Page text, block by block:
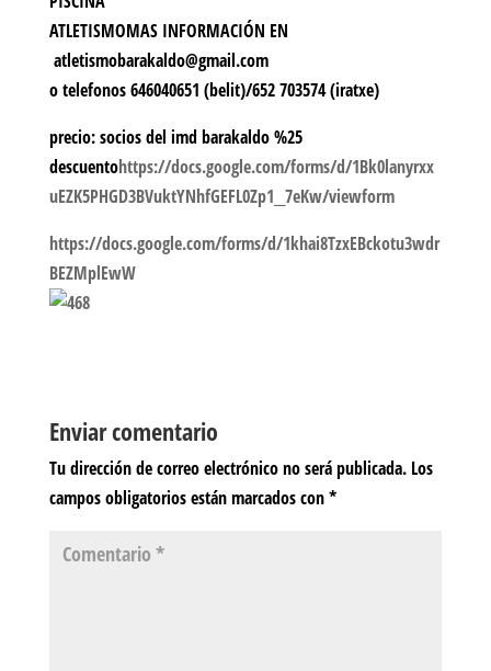
ATLETISMOMAS INFORMACIÓN EN
atletismobarakaldo@gmail.com
o telefonos 646040651 (belit)/652 703574 (iratxe)
precio:socios del imd barakaldo %25
descuentohttps://docs.google.com/forms/d/1Bk0lanyrxx
uEZK5PHGD3BVuktYNhfGEFL0Zp1__7eKw/viewform
https://docs.google.com/forms/d/1khai8TzxEBckotu3wdr
BEZMplEwW
Enviar comentario
Tu dirección de correo electrónico no será publicada. Los
campos obligatorios están marcados con*